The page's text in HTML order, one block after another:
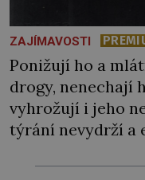
ZAJÍMAVOSTI
Ponižují ho a
drogy, nenechají
vyhrožují i jeho
týrání nevydrží a
jim potvrdí také